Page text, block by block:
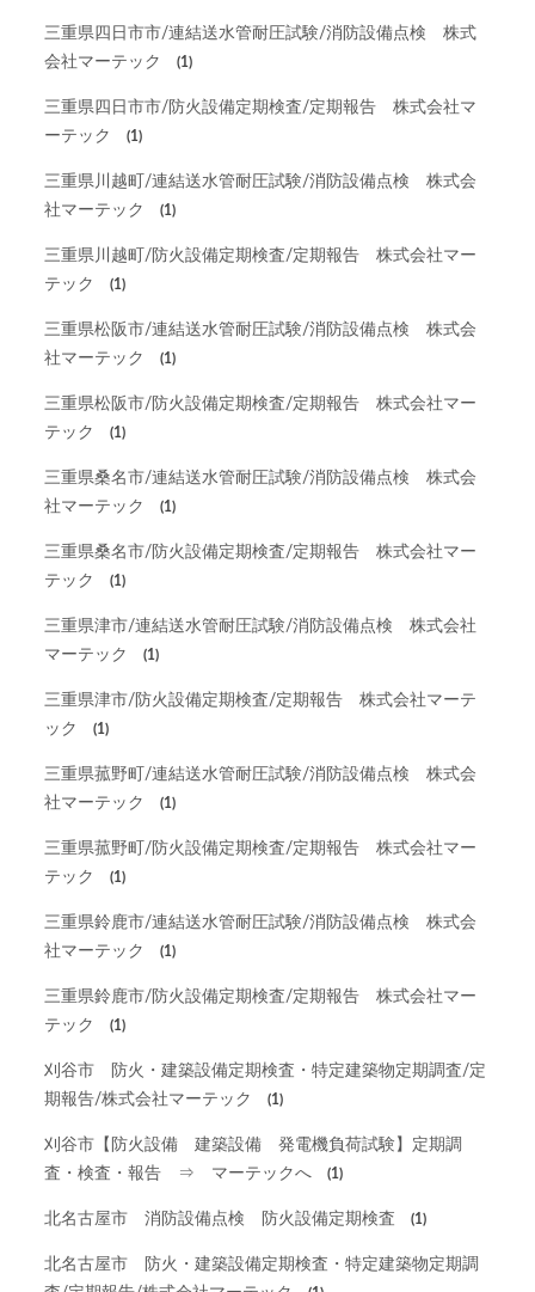
三重県四日市市/連結送水管耐圧試験/消防設備点検 株式
会社マーテック
(1)
三重県四日市市/防火設備定期検査/定期報告 株式会社マ
ーテック
(1)
三重県川越町/連結送水管耐圧試験/消防設備点検 株式会
社マーテック
(1)
三重県川越町/防火設備定期検査/定期報告 株式会社マー
テック
(1)
三重県松阪市/連結送水管耐圧試験/消防設備点検 株式会
社マーテック
(1)
三重県松阪市/防火設備定期検査/定期報告 株式会社マー
テック
(1)
三重県桑名市/連結送水管耐圧試験/消防設備点検 株式会
社マーテック
(1)
三重県桑名市/防火設備定期検査/定期報告 株式会社マー
テック
(1)
三重県津市/連結送水管耐圧試験/消防設備点検 株式会社
マーテック
(1)
三重県津市/防火設備定期検査/定期報告 株式会社マーテ
ック
(1)
三重県菰野町/連結送水管耐圧試験/消防設備点検 株式会
社マーテック
(1)
三重県菰野町/防火設備定期検査/定期報告 株式会社マー
テック
(1)
三重県鈴鹿市/連結送水管耐圧試験/消防設備点検 株式会
社マーテック
(1)
三重県鈴鹿市/防火設備定期検査/定期報告 株式会社マー
テック
(1)
刈谷市 防火・建築設備定期検査・特定建築物定期調査/定
期報告/株式会社マーテック
(1)
刈谷市【防火設備 建築設備 発電機負荷試験】定期調
査・検査・報告 ⇒ マーテックへ
(1)
北名古屋市 消防設備点検 防火設備定期検査 (1)
北名古屋市 防火・建築設備定期検査・特定建築物定期調